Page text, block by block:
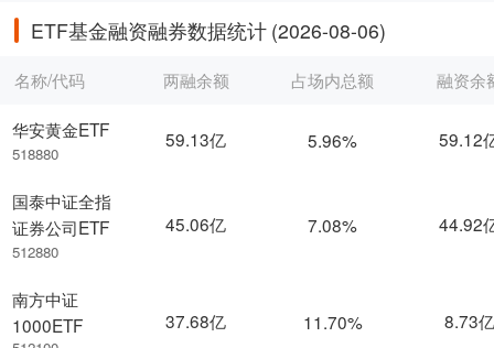
ETF基金融资融券数据统计 (2026-08-06)
名称/代码
华安黄金ETF
518880
国泰中证全指
证券公司ETF
512880
南方中证
1000ETF
两融余额 占场内总额 融资余
59.13亿 5.96% 59.12
45.06亿 7.08% 44.92
37.68亿 11.70% 8.73亿